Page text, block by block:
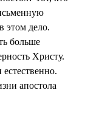
этом дело.
больше
Христу.
апостола